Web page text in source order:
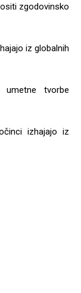
zgodovinsko
iz globalnih
tvorbe
izhajajo iz